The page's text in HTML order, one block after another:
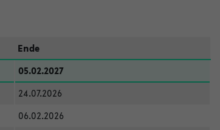
Ende
05.02.2027
24.07.2026
06.02.2026